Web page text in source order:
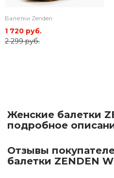
Балетки Zenden
1 720 руб.
2 299 руб.
Женские балетки
подробное
Отзывы
балетки ZENDEN